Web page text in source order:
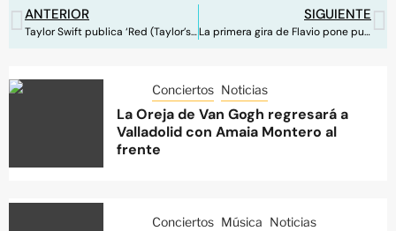
ANTERIOR
Taylor Swift publica ‘Red (Taylor’s Version)’, la segunda regrabación de su catálogo musical
SIGUIENTE
La primera gira de Flavio pone punto final por el momento en Valencia
Conciertos Noticias
La Oreja de Van Gogh regresará a
Valladolid con Amaia Montero al
frente
Conciertos Música Noticias